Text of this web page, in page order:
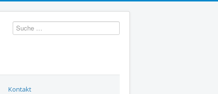
Suchen
Kontakt